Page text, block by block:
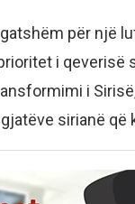
për një
i qeverisë
i
sirianë që